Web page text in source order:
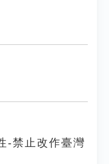
-禁止改作臺灣